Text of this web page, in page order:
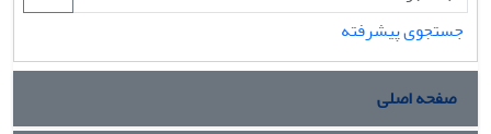
جستجوی پیشرفته
صفحه اصلی